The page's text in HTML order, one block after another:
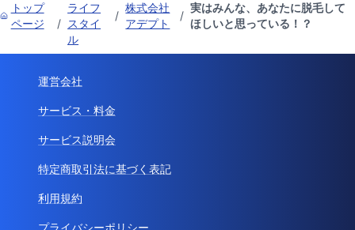
トップ
ページ
/
ライフ
スタイ
ル
/
株式会社
アデプト
/
実はみんな、あなたに脱毛して
ほしいと思っている！？
運営会社
サービス・料金
サービス説明会
特定商取引法に基づく表記
利用規約
プライバシーポリシー